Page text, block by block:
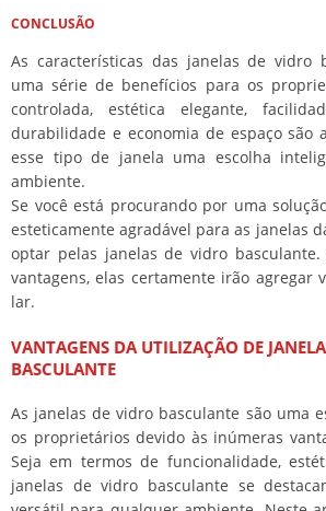
CONCLUSÃO
As características das janelas de vidro
uma série de benefícios para os
controlada, estética elegante,
durabilidade e economia de espaço são
esse tipo de janela uma escolha
ambiente.
Se você está procurando por uma
esteticamente agradável para as janelas
optar pelas janelas de vidro basculante.
vantagens, elas certamente irão agregar
lar.
VANTAGENS DA UTILIZAÇÃO DE
BASCULANTE
As janelas de vidro basculante são uma
os proprietários devido às inúmeras
Seja em termos de funcionalidade,
janelas de vidro basculante se